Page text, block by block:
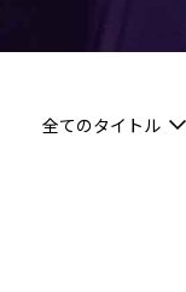
全てのタイトル